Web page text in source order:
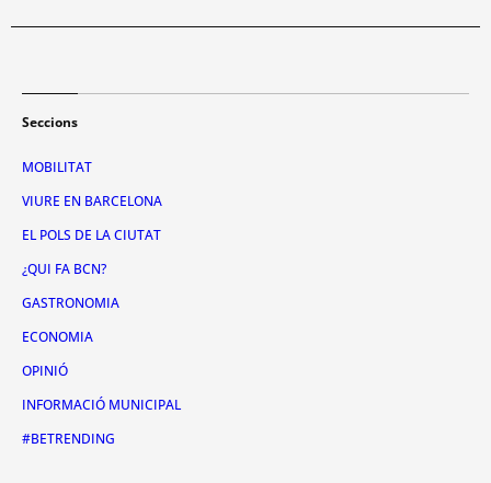
Seccions
MOBILITAT
VIURE EN BARCELONA
EL POLS DE LA CIUTAT
¿QUI FA BCN?
GASTRONOMIA
ECONOMIA
OPINIÓ
INFORMACIÓ MUNICIPAL
#BETRENDING